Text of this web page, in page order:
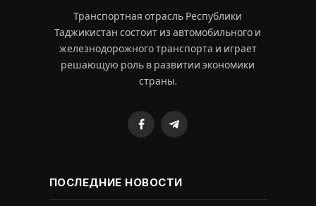
Транспортная отрасль Республики
Таджикистан состоит из автомобильного и
железнодорожного транспорта и играет
решающую роль в развитии экономики
страны.
FacebookTelegram
ПОСЛЕДНИЕ НОВОСТИ